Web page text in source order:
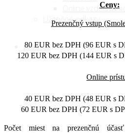
Online
Užitočné odkazy
Kontakt
Ceny:
Prezenčný vstup
80 EUR bez DPH (96 EUR s
120 EUR bez DPH (144 EUR s
Online
40 EUR bez DPH (48 EUR s
60 EUR bez DPH (72 EUR s
Počet miest na prezenčnú